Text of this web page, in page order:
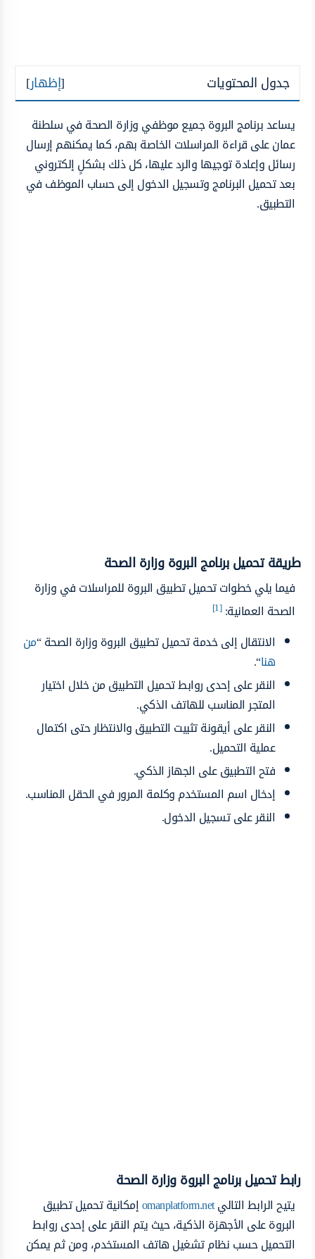
جدول المحتويات [إظهار]
يساعد برنامج البروة جميع موظفي وزارة الصحة في سلطنة
عمان على قراءة المراسلات الخاصة بهم، كما يمكنهم إرسال
رسائل وإعادة توجيها والرد عليها، كل ذلك بشكلٍ إلكتروني
بعد تحميل البرنامج وتسجيل الدخول إلى حساب الموظف في
التطبيق.
طريقة تحميل برنامج البروة وزارة الصحة
فيما يلي خطوات تحميل تطبيق البروة للمراسلات في وزارة
الصحة العمانية:[1]
الانتقال إلى خدمة تحميل تطبيق البروة وزارة الصحة “من
هنا“.
النقر على إحدى روابط تحميل التطبيق من خلال اختيار
المتجر المناسب للهاتف الذكي.
النقر على أيقونة تثبيت التطبيق والانتظار حتى اكتمال
عملية التحميل.
فتح التطبيق على الجهاز الذكي.
إدخال اسم المستخدم وكلمة المرور في الحقل المناسب.
النقر على تسجيل الدخول.
رابط تحميل برنامج البروة وزارة الصحة
يتيح الرابط التاليomanplatform.netإمكانية تحميل تطبيق
البروة على الأجهزة الذكية، حيث يتم النقر على إحدى روابط
التحميل حسب نظام تشغيل هاتف المستخدم، ومن ثم يمكن